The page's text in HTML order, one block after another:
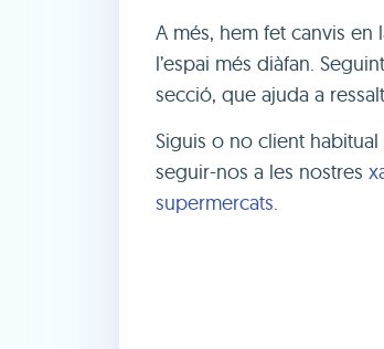
A més, hem fet canvis
l’espai més diàfan.
secció, que ajuda a
Siguis o no client
seguir-nos a les nostres
supermercats.